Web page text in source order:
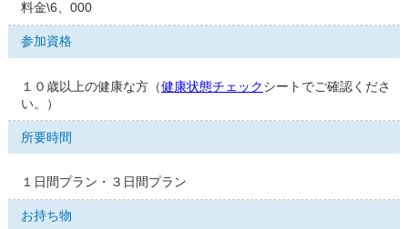
料金\6、000
参加資格
１０歳以上の健康な方（健康状態チェックシートでご確認くださ
い。）
所要時間
１日間プラン・３日間プラン
お持ち物